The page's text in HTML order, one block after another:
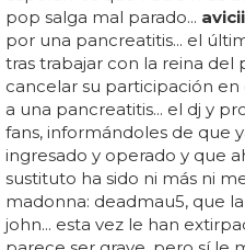
pop salga mal parado... avicii
por una pancreatitis... el
tras trabajar con la reina del
cancelar su participación
a una pancreatitis... el dj y
fans, informándoles de que
ingresado y operado y que
sustituto ha sido ni más ni
madonna: deadmau5, que
john... esta vez le han